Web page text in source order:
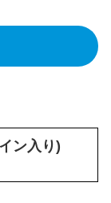
ン入り)